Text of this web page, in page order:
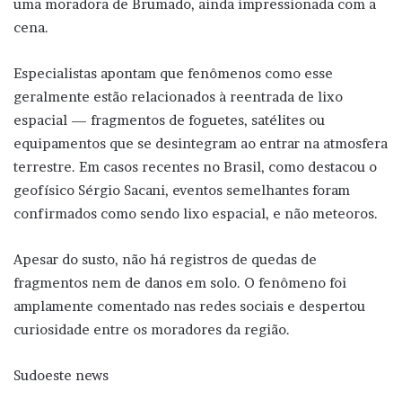
uma moradora de Brumado, ainda impressionada com a
cena.
Especialistas apontam que fenômenos como esse
geralmente estão relacionados à reentrada de lixo
espacial — fragmentos de foguetes, satélites ou
equipamentos que se desintegram ao entrar na atmosfera
terrestre. Em casos recentes no Brasil, como destacou o
geofísico Sérgio Sacani, eventos semelhantes foram
confirmados como sendo lixo espacial, e não meteoros.
Apesar do susto, não há registros de quedas de
fragmentos nem de danos em solo. O fenômeno foi
amplamente comentado nas redes sociais e despertou
curiosidade entre os moradores da região.
Sudoeste news